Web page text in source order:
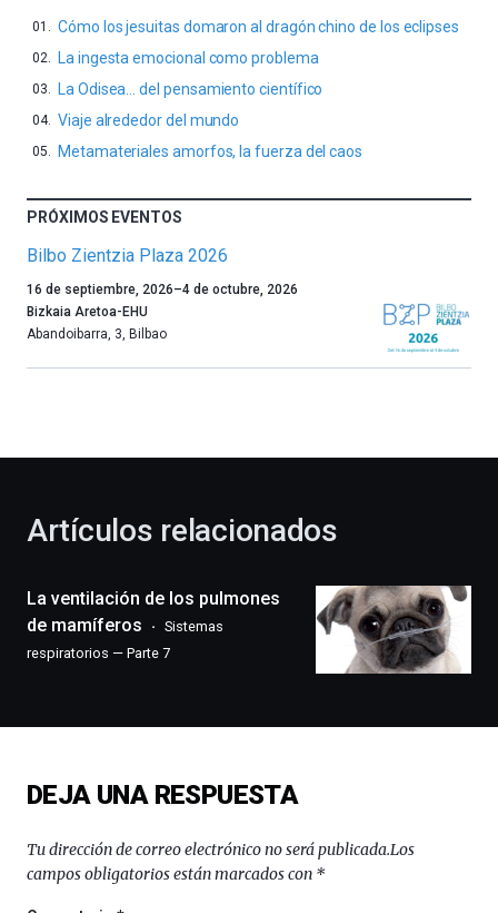
Cómo los jesuitas domaron al dragón chino de los eclipses
La ingesta emocional como problema
La Odisea… del pensamiento científico
Viaje alrededor del mundo
Metamateriales amorfos, la fuerza del caos
PRÓXIMOS EVENTOS
Bilbo Zientzia Plaza 2026
Un
año
más,
celebración
novena
edición
que
la
ciudad
16 de septiembre, 2026–4 de octubre, 2026
Bizkaia Aretoa-EHU
Abandoibarra, 3, Bilbao
Artículos relacionados
La ventilación de los pulmones
de mamíferos
Sistemas
respiratorios — Parte 7
DEJA UNA RESPUESTA
Tu dirección de correo electrónico no será publicada.Los
campos obligatorios están marcados con *